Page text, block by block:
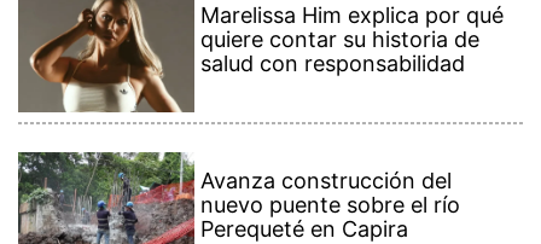
Marelissa Him explica por qué
quiere contar su historia de
salud con responsabilidad
Avanza construcción del
nuevo puente sobre el río
Perequeté en Capira